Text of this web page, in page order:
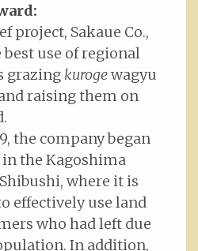
project, Sakaue Co.,
best use of regional
grazing kurogewagyu
raising them on
the company began
the Kagoshima
where it is
effectively use land
who had left due
In addition,